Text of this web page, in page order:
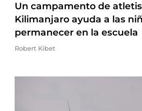
Un campamento de
Kilimanjaro ayuda a las
permanecer en la escuela
Robert Kibet